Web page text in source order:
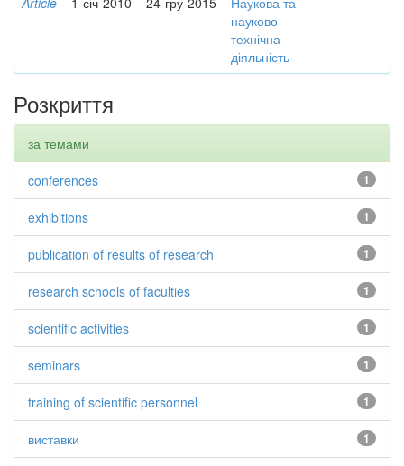
науково-
технічна
діяльність
Розкриття
за темами
1
conferences
1
exhibitions
1
publication of results of research
1
research schools of faculties
1
scientific activities
1
seminars
1
training of scientific personnel
1
виставки